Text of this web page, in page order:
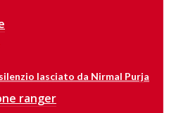
lasciato da Nirmal Purja